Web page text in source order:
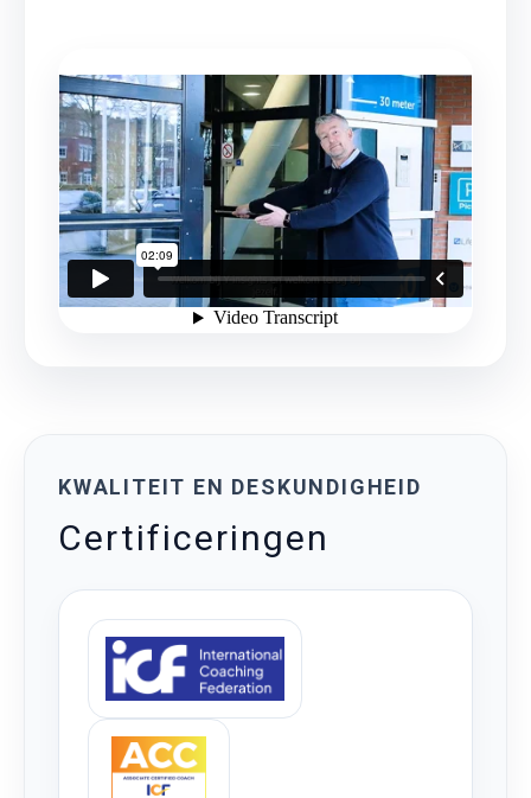
KWALITEIT EN DESKUNDIGHEID
Certificeringen